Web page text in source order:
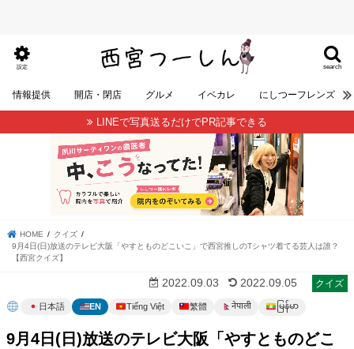
search
設定
情報提供 開店・閉店 グルメ イベカレ にしつーフレンズ
LINEで写真送るだけでPR記事できる
HOME
クイズ
9月4日(日)放送のテレビ大阪「やすとものどこいこ」で西宮推しのTシャツ着てる芸人は誰？
【西宮クイズ】
クイズ
2022.09.03 2022.09.05
日本語 EN Tiếng Việt 繁體 नेपाली မြန်မာ
9月4日(日)放送のテレビ大阪「やすとものどこ